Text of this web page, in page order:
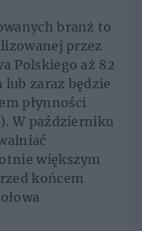
branż to
przez
Polskiego aż 82
lub zaraz będzie
płynności
W październiku
większym
końcem